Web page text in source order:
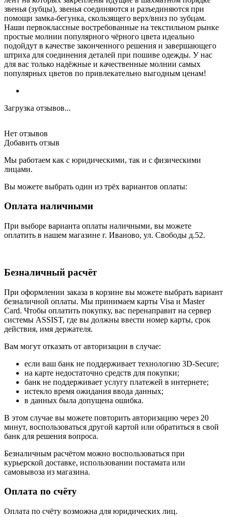
звенья (зубцы), звенья соединяются и разъединяются при
помощи замка-бегунка, скользящего верх/вниз по зубцам.
Наши первоклассные востребованные на текстильном рынке
простые молнии популярного чёрного цвета идеально
подойдут в качестве законченного решения и завершающего
штриха для соединения деталей при пошиве одежды. У нас
для вас только надёжные и качественные молнии самых
популярных цветов по привлекательно выгодным ценам!
Загрузка отзывов...
Нет отзывов
Добавить отзыв
Мы работаем как с юридическими, так и с физическими
лицами.
Вы можете выбрать один из трёх вариантов оплаты:
Оплата наличными
При выборе варианта оплаты наличными, вы можете
оплатить в нашем магазине г. Иваново, ул. Свободы д.52.
Безналичный расчёт
При оформлении заказа в корзине вы можете выбрать вариант
безналичной оплаты. Мы принимаем карты Visa и Master
Card. Чтобы оплатить покупку, вас перенаправит на сервер
системы ASSIST, где вы должны ввести номер карты, срок
действия, имя держателя.
Вам могут отказать от авторизации в случае:
если ваш банк не поддерживает технологию 3D-Secure;
на карте недостаточно средств для покупки;
банк не поддерживает услугу платежей в интернете;
истекло время ожидания ввода данных;
в данных была допущена ошибка.
В этом случае вы можете повторить авторизацию через 20
минут, воспользоваться другой картой или обратиться в свой
банк для решения вопроса.
Безналичным расчётом можно воспользоваться при
курьерской доставке, использовании постамата или
самовывоза из магазина.
Оплата по счёту
Оплата по счёту возможна для юридических лиц.